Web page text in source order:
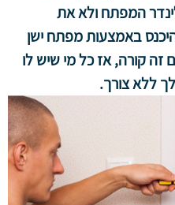
המפתח ולא את
באמצעות מפתח ישן
קורה, אז כל מי שיש לו
ללא צורך.